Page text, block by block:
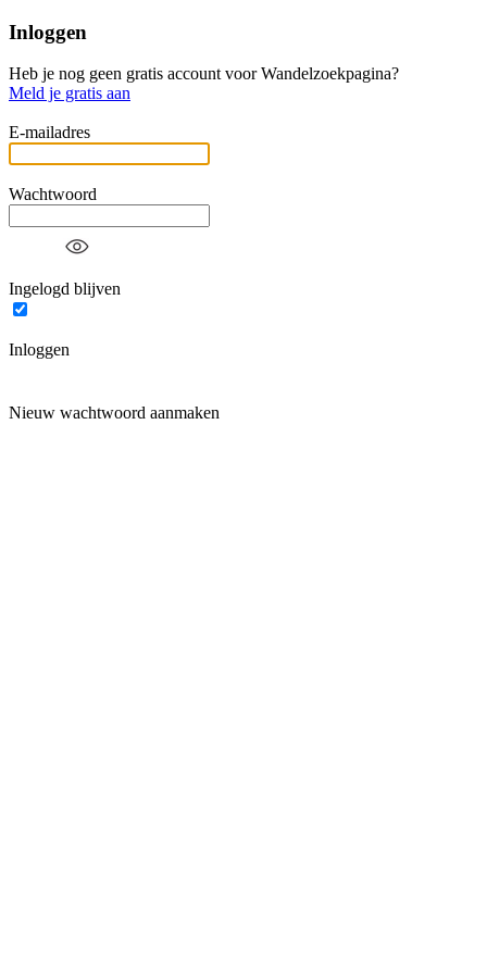
Inloggen
Heb je nog geen gratis account voor Wandelzoekpagina?
Meld je gratis aan
E-mailadres
Wachtwoord
Ingelogd blijven
Inloggen
Nieuw wachtwoord aanmaken